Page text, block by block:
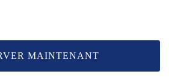
MAINTENANT